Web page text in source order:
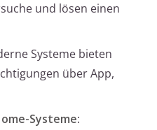
und lösen einen
Systeme bieten
über App,
Systeme: